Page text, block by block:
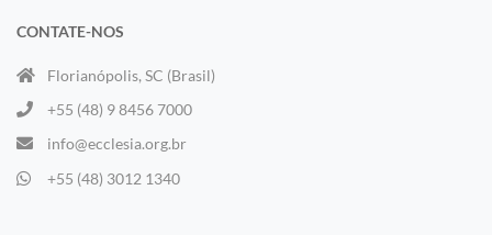
CONTATE-NOS
Florianópolis, SC (Brasil)
+55 (48) 9 8456 7000
info@ecclesia.org.br
+55 (48) 3012 1340